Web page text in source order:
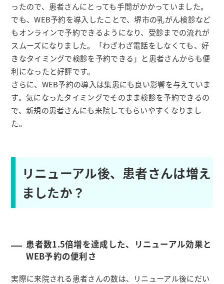
ったので、患者さんにとっても手間がかかっていました。
でも、WEB予約を導入したことで、堺市の乳がん検診など
もオンラインで予約できるようになり、受診までの流れが
スムーズになりました。「わざわざ電話をしなくても、好
きなタイミングで検診を予約できる」と患者さんからも便
利になったと好評です。
さらに、WEB予約の導入は集患にも良い影響を与えていま
す。気になったタイミングでそのまま検診を予約できるの
で、新規の患者さんにも来院してもらいやすくなりまし
た。
リニューアル後、患者さんは増え
ましたか？
患者数1.5倍増を達成した、リニューアル効果と
WEB予約の便利さ
実際に来院される患者さんの数は、リニューアル後にだい